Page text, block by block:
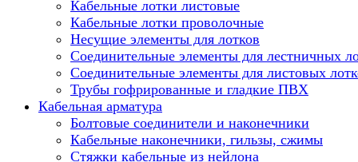
Кабельные лотки листовые
Кабельные лотки проволочные
Несущие элементы для лотков
Соединительные элементы для лестничных
Соединительные элементы для листовых
Трубы гофрированные и гладкие ПВХ
Кабельная арматура
Болтовые соединители и наконечники
Кабельные наконечники, гильзы, сжимы
Стяжки кабельные из нейлона